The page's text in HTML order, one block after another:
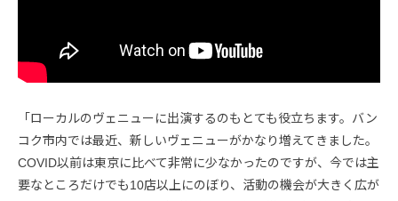
「ローカルのヴェニューに出演するのもとても役立ちます。バン
コク市内では最近、新しいヴェニューがかなり増えてきました。
COVID以前は東京に比べて非常に少なかったのですが、今では主
要なところだけでも10店以上にのぼり、活動の機会が大きく広が